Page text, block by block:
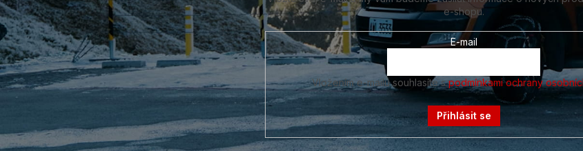
e-shopu.
E-mail
Vložením e-mailu souhlasíte spodmínkami ochrany
Přihlásit se